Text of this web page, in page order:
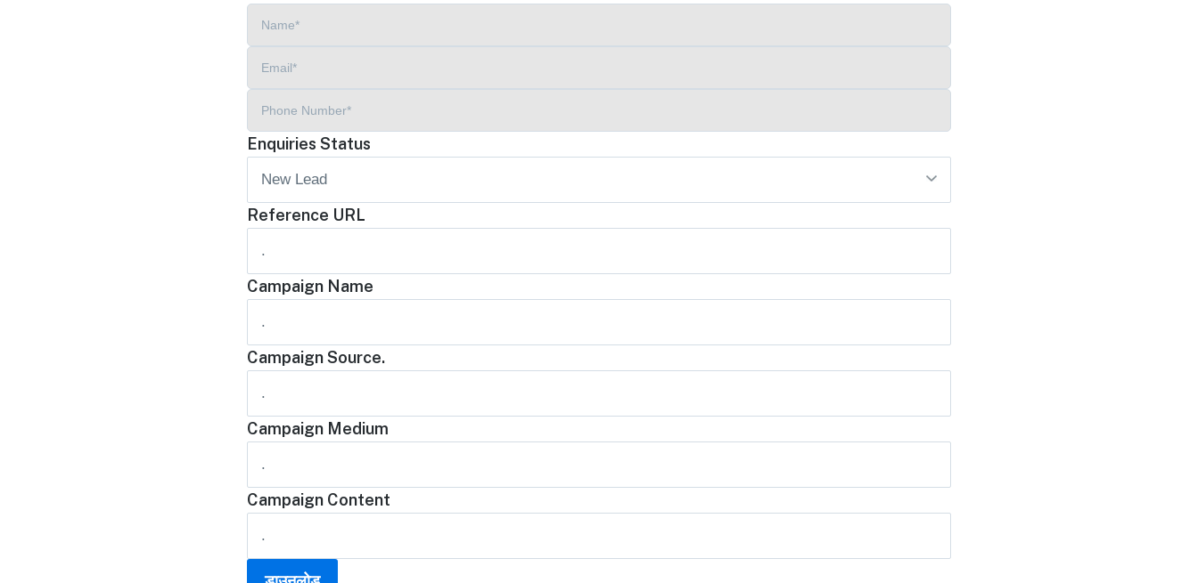
Enquiries Status
Reference URL
Campaign Name
Campaign Source.
Campaign Medium
Campaign Content